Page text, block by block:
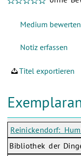
Titel exportieren
Reinickendorf:
Bibliothek der